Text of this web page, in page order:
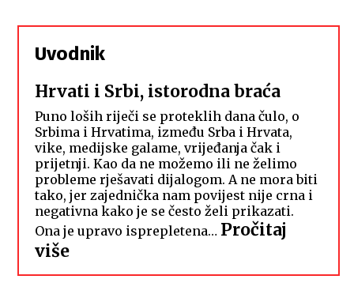
Uvodnik
Hrvati i Srbi, istorodna braća
Puno loših riječi se proteklih dana čulo, o
Srbima i Hrvatima, između Srba i Hrvata,
vike, medijske galame, vrijeđanja čak i
prijetnji. Kao da ne možemo ili ne želimo
probleme rješavati dijalogom. A ne mora biti
tako, jer zajednička nam povijest nije crna i
negativna kako je se često želi prikazati.
Ona je upravo isprepletena… Pročitaj
više:
Hrvati